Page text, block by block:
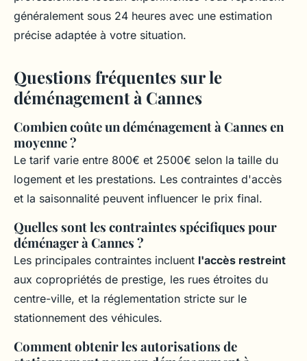
généralement sous 24 heures avec une estimation
précise adaptée à votre situation.
Questions fréquentes sur le
déménagement à Cannes
Combien coûte un déménagement à Cannes en
moyenne ?
Le tarif varie entre 800€ et 2500€ selon la taille du
logement et les prestations. Les contraintes d'accès
et la saisonnalité peuvent influencer le prix final.
Quelles sont les contraintes spécifiques pour
déménager à Cannes ?
Les principales contraintes incluent l'accès restreint
aux copropriétés de prestige, les rues étroites du
centre-ville, et la réglementation stricte sur le
stationnement des véhicules.
Comment obtenir les autorisations de